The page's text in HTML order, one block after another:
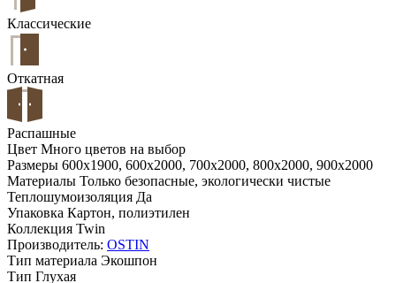
Классические
Откатная
Распашные
Цвет Много цветов на выбор
Размеры 600x1900, 600x2000, 700x2000, 800x2000, 900x2000
Материалы Только безопасные, экологически чистые
Теплошумоизоляция Да
Упаковка Картон, полиэтилен
Коллекция Twin
Производитель: OSTIN
Тип материала Экошпон
Тип Глухая